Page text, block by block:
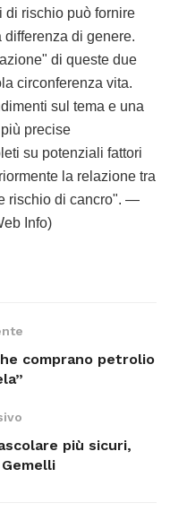
di rischio può fornire
di genere.
di queste due
circonferenza vita.
sul tema e una
precise
su potenziali fattori
la relazione tra
rischio di cancro". —
Info)
comprano petrolio
più sicuri,